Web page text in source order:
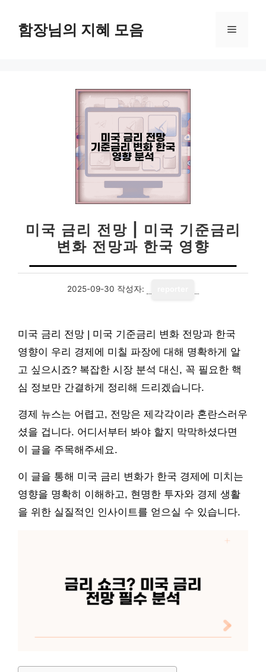
함장님의 지혜 모음 메
미국 금리 전망 | 미국 기준금리
변화 전망과 한국 영향
2025-09-30 작성자:
미국 금리 전망 | 미국 기준금리 변화 전망과 한국
영향이 우리 경제에 미칠 파장에 대해 명확하게 알
고 싶으시죠? 복잡한 시장 분석 대신, 꼭 필요한 핵
심 정보만 간결하게 정리해 드리겠습니다.
경제 뉴스는 어렵고, 전망은 제각각이라 혼란스러우
셨을 겁니다. 어디서부터 봐야 할지 막막하셨다면
이 글을 주목해주세요.
이 글을 통해 미국 금리 변화가 한국 경제에 미치는
영향을 명확히 이해하고, 현명한 투자와 경제 생활
을 위한 실질적인 인사이트를 얻으실 수 있습니다.